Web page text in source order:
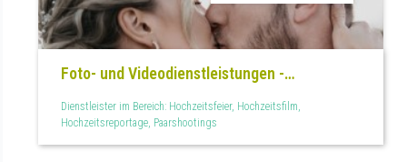
Foto- und Videodienstleistungen -
Traumfänger.wedding
Dienstleister im Bereich: Hochzeitsfeier, Hochzeitsfilm,
Hochzeitsreportage, Paarshootings